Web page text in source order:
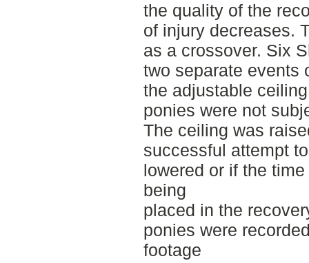
the quality of the
of injury decreases.
as a crossover. Six
two separate events
the adjustable
ponies were not
The ceiling was
successful attempt
lowered or if the
being
placed in the
ponies were
footage